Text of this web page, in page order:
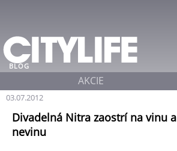
03.07.2012
BLOG
Divadelná Nitra zaostrí na vinu a
nevinu
AKCIE